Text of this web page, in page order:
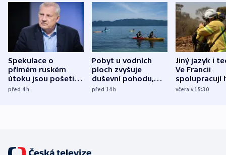
Spekulace o
přímém ruském
útoku jsou pošetilé,
míní estonský
před 4h
Pobyt u vodních
ploch zvyšuje
duševní pohodu,
ukázala
před 14h
Jiný jazyk i
Ve Francii
spolupracují
různých zemí
včera v 15:30